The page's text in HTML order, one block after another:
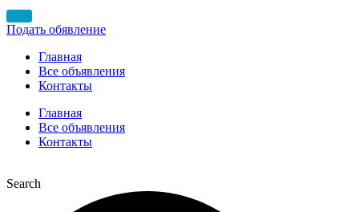
Подать обявление
Главная
Все объявления
Контакты
Главная
Все объявления
Контакты
Search